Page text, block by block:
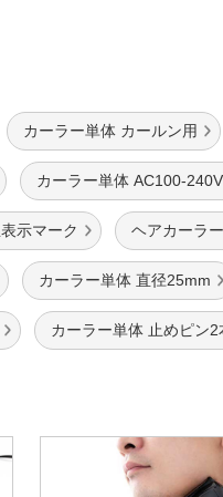
カーラー単体 カールン用
カーラー単体 AC100-240V
示マーク ヘアカーラ
カーラー単体 直径25mm
カーラー単体 止めピン2